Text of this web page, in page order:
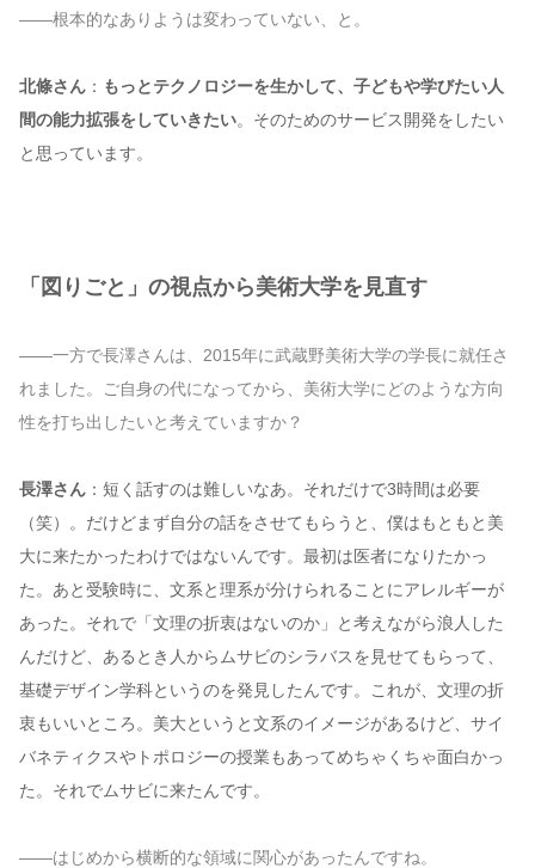
——根本的なありようは変わっていない、と。
北條さん ： もっとテクノロジーを生かして、子どもや学びたい人
間の能力拡張をしていきたい。そのためのサービス開発をしたい
と思っています。
「図りごと」の視点から美術大学を見直す
——一方で長澤さんは、2015年に武蔵野美術大学の学長に就任さ
れました。ご自身の代になってから、美術大学にどのような方向
性を打ち出したいと考えていますか？
長澤さん ：短く話すのは難しいなあ。それだけで3時間は必要
（笑）。だけどまず自分の話をさせてもらうと、僕はもともと美
大に来たかったわけではないんです。最初は医者になりたかっ
た。あと受験時に、文系と理系が分けられることにアレルギーが
あった。それで「文理の折衷はないのか」と考えながら浪人した
んだけど、あるとき人からムサビのシラバスを見せてもらって、
基礎デザイン学科というのを発見したんです。これが、文理の折
衷もいいところ。美大というと文系のイメージがあるけど、サイ
バネティクスやトポロジーの授業もあってめちゃくちゃ面白かっ
た。それでムサビに来たんです。
——はじめから横断的な領域に関心があったんですね。